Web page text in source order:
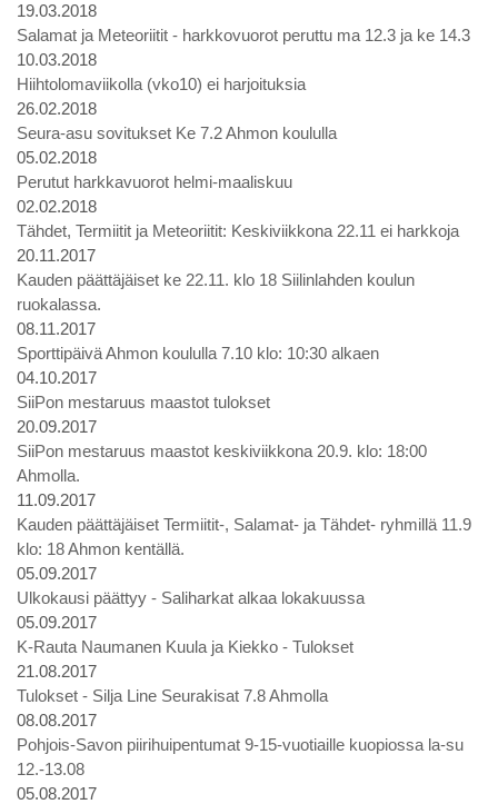
19.03.2018
Salamat ja Meteoriitit - harkkovuorot peruttu ma 12.3 ja ke 14.3
10.03.2018
Hiihtolomaviikolla (vko10) ei harjoituksia
26.02.2018
Seura-asu sovitukset Ke 7.2 Ahmon koululla
05.02.2018
Perutut harkkavuorot helmi-maaliskuu
02.02.2018
Tähdet, Termiitit ja Meteoriitit: Keskiviikkona 22.11 ei harkkoja
20.11.2017
Kauden päättäjäiset ke 22.11. klo 18 Siilinlahden koulun
ruokalassa.
08.11.2017
Sporttipäivä Ahmon koululla 7.10 klo: 10:30 alkaen
04.10.2017
SiiPon mestaruus maastot tulokset
20.09.2017
SiiPon mestaruus maastot keskiviikkona 20.9. klo: 18:00
Ahmolla.
11.09.2017
Kauden päättäjäiset Termiitit-, Salamat- ja Tähdet- ryhmillä 11.9
klo: 18 Ahmon kentällä.
05.09.2017
Ulkokausi päättyy - Saliharkat alkaa lokakuussa
05.09.2017
K-Rauta Naumanen Kuula ja Kiekko - Tulokset
21.08.2017
Tulokset - Silja Line Seurakisat 7.8 Ahmolla
08.08.2017
Pohjois-Savon piirihuipentumat 9-15-vuotiaille kuopiossa la-su
12.-13.08
05.08.2017